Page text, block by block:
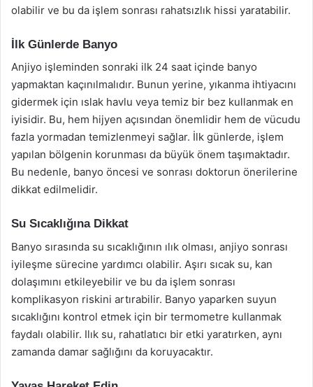
olabilir ve bu da işlem sonrası rahatsızlık hissi yaratabilir.
İlk Günlerde Banyo
Anjiyo işleminden sonraki ilk 24 saat içinde banyo
yapmaktan kaçınılmalıdır. Bunun yerine, yıkanma ihtiyacını
gidermek için ıslak havlu veya temiz bir bez kullanmak en
iyisidir. Bu, hem hijyen açısından önemlidir hem de vücudu
fazla yormadan temizlenmeyi sağlar. İlk günlerde, işlem
yapılan bölgenin korunması da büyük önem taşımaktadır.
Bu nedenle, banyo öncesi ve sonrası doktorun önerilerine
dikkat edilmelidir.
Su Sıcaklığına Dikkat
Banyo sırasında su sıcaklığının ılık olması, anjiyo sonrası
iyileşme sürecine yardımcı olabilir. Aşırı sıcak su, kan
dolaşımını etkileyebilir ve bu da işlem sonrası
komplikasyon riskini artırabilir. Banyo yaparken suyun
sıcaklığını kontrol etmek için bir termometre kullanmak
faydalı olabilir. Ilık su, rahatlatıcı bir etki yaratırken, aynı
zamanda damar sağlığını da koruyacaktır.